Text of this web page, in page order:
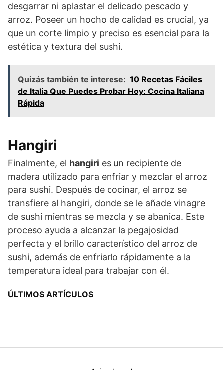
desgarrar ni aplastar el delicado pescado y
arroz. Poseer un hocho de calidad es crucial, ya
que un corte limpio y preciso es esencial para la
estética y textura del sushi.
Quizás también te interese: 10 Recetas Fáciles
de Italia Que Puedes Probar Hoy: Cocina Italiana
Rápida
Hangiri
Finalmente, el hangiri es un recipiente de
madera utilizado para enfriar y mezclar el arroz
para sushi. Después de cocinar, el arroz se
transfiere al hangiri, donde se le añade vinagre
de sushi mientras se mezcla y se abanica. Este
proceso ayuda a alcanzar la pegajosidad
perfecta y el brillo característico del arroz de
sushi, además de enfriarlo rápidamente a la
temperatura ideal para trabajar con él.
ÚLTIMOS ARTÍCULOS